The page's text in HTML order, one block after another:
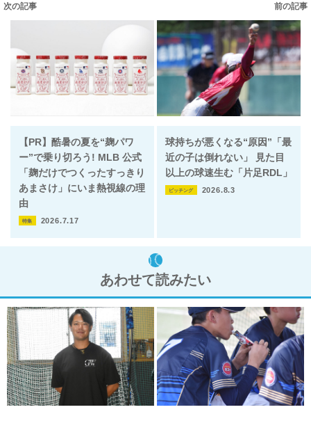
次の記事 前の記事
【PR】酷暑の夏を“麹パワ
ー”で乗り切ろう! MLB 公式
「麹だけでつくったすっきり
あまさけ」にいま熱視線の理
由
特集 2026.7.17
球持ちが悪くなる“原因”「最
近の子は倒れない」 見た目
以上の球速生む「片足RDL」
ピッチング 2026.8.3
あわせて読みたい